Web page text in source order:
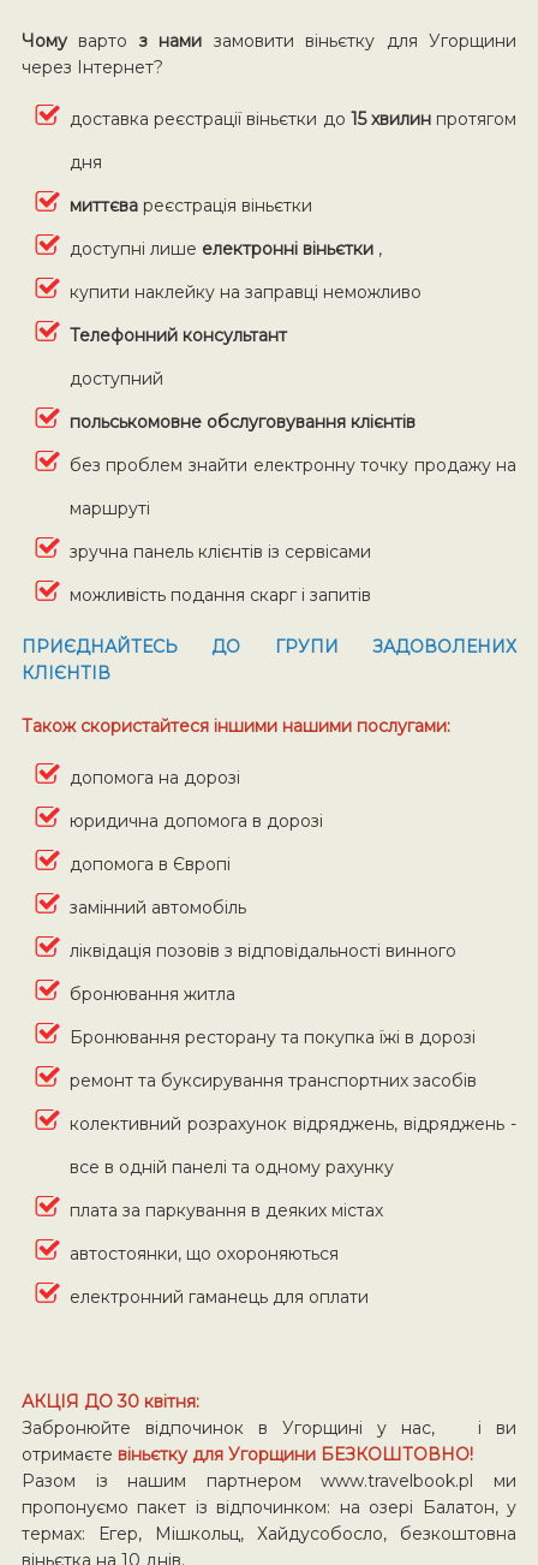
Чому варто з нами замовити віньєтку для Угорщини
через Інтернет?
доставка реєстрації віньєтки до 15 хвилин протягом
дня
миттєва реєстрація віньєтки
доступні лише електронні віньєтки ,
купити наклейку на заправці неможливо
Телефонний консультант
доступний
польськомовне обслуговування клієнтів
без проблем знайти електронну точку продажу на
маршруті
зручна панель клієнтів із сервісами
можливість подання скарг і запитів
ПРИЄДНАЙТЕСЬ ДО ГРУПИ ЗАДОВОЛЕНИХ
КЛІЄНТІВ
Також скористайтеся іншими нашими послугами:
допомога на дорозі
юридична допомога в дорозі
допомога в Європі
замінний автомобіль
ліквідація позовів з відповідальності винного
бронювання житла
Бронювання ресторану та покупка їжі в дорозі
ремонт та буксирування транспортних засобів
колективний розрахунок відряджень, відряджень -
все в одній панелі та одному рахунку
плата за паркування в деяких містах
автостоянки, що охороняються
електронний гаманець для оплати
АКЦІЯ ДО 30 квітня:
Забронюйте відпочинок в Угорщині у нас, і ви
отримаєте віньєтку для Угорщини БЕЗКОШТОВНО!
Разом із нашим партнером www.travelbook.pl ми
пропонуємо пакет із відпочинком: на озері Балатон, у
термах: Егер, Мішкольц, Хайдусобосло, безкоштовна
віньєтка на 10 днів.